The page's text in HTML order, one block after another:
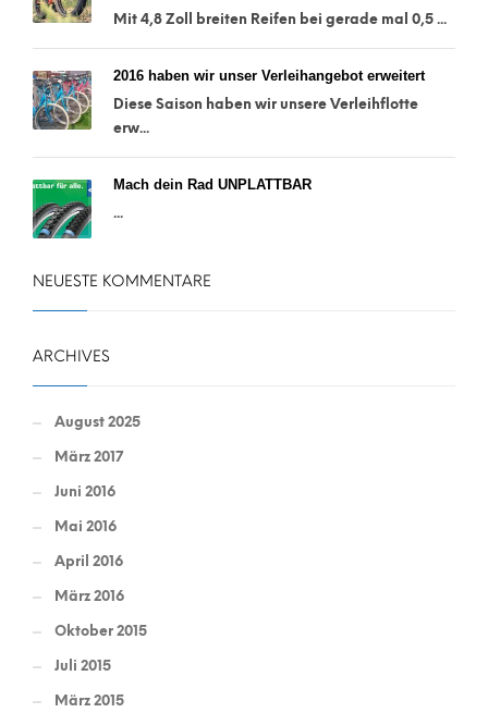
Mit 4,8 Zoll breiten Reifen bei gerade mal 0,5 ...
2016 haben wir unser Verleihangebot erweitert
Diese Saison haben wir unsere Verleihflotte
erw...
Mach dein Rad UNPLATTBAR
...
NEUESTE KOMMENTARE
ARCHIVES
August 2025
März 2017
Juni 2016
Mai 2016
April 2016
März 2016
Oktober 2015
Juli 2015
März 2015